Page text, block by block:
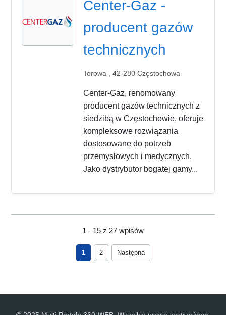
Center-Gaz -
producent gazów
technicznych
Torowa , 42-280 Częstochowa
Center-Gaz, renomowany
producent gazów technicznych z
siedzibą w Częstochowie, oferuje
kompleksowe rozwiązania
dostosowane do potrzeb
przemysłowych i medycznych.
Jako dystrybutor bogatej gamy...
1 - 15 z 27 wpisów
1 2 Następna